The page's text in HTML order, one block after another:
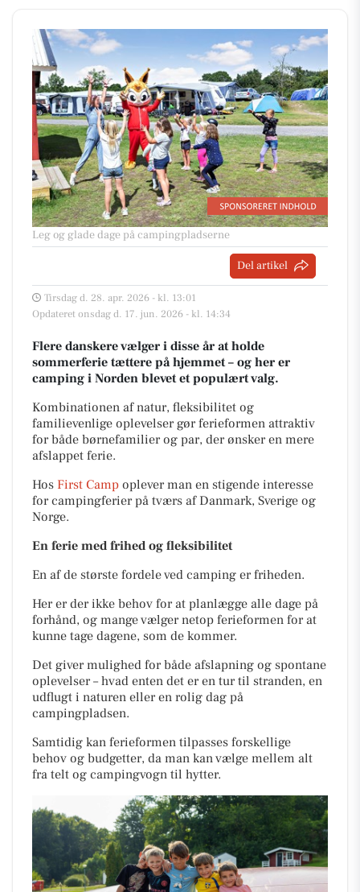
Leg og glade dage på campingpladserne
Del artikel
Tirsdag d. 28. apr. 2026 - kl. 13:01
Opdateret onsdag d. 17. jun. 2026 - kl. 14:34
Flere danskere vælger i disse år at holde
sommerferie tættere på hjemmet – og her er
camping i Norden blevet et populært valg.
Kombinationen af natur, fleksibilitet og
familievenlige oplevelser gør ferieformen attraktiv
for både børnefamilier og par, der ønsker en mere
afslappet ferie.
Hos First Camp oplever man en stigende interesse
for campingferier på tværs af Danmark, Sverige og
Norge.
En ferie med frihed og fleksibilitet
En af de største fordele ved camping er friheden.
Her er der ikke behov for at planlægge alle dage på
forhånd, og mange vælger netop ferieformen for at
kunne tage dagene, som de kommer.
Det giver mulighed for både afslapning og spontane
oplevelser – hvad enten det er en tur til stranden, en
udflugt i naturen eller en rolig dag på
campingpladsen.
Samtidig kan ferieformen tilpasses forskellige
behov og budgetter, da man kan vælge mellem alt
fra telt og campingvogn til hytter.